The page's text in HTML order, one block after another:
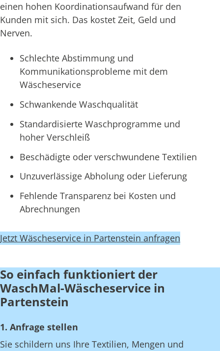
einen hohen Koordinationsaufwand für den
Kunden mit sich. Das kostet Zeit, Geld und
Nerven.
Schlechte Abstimmung und
Kommunikationsprobleme mit dem
Wäscheservice
Schwankende Waschqualität
Standardisierte Waschprogramme und
hoher Verschleiß
Beschädigte oder verschwundene Textilien
Unzuverlässige Abholung oder Lieferung
Fehlende Transparenz bei Kosten und
Abrechnungen
Jetzt Wäscheservice in Partenstein anfragen
So einfach funktioniert der
WaschMal-Wäscheservice in
Partenstein
1. Anfrage stellen
Sie schildern uns Ihre Textilien, Mengen und